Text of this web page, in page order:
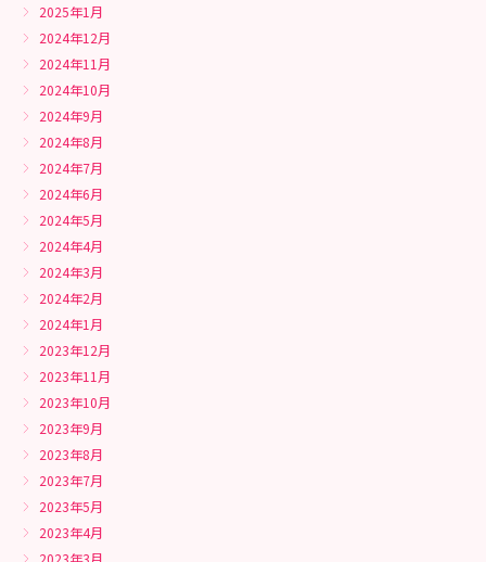
2025年1月
2024年12月
2024年11月
2024年10月
2024年9月
2024年8月
2024年7月
2024年6月
2024年5月
2024年4月
2024年3月
2024年2月
2024年1月
2023年12月
2023年11月
2023年10月
2023年9月
2023年8月
2023年7月
2023年5月
2023年4月
2023年3月